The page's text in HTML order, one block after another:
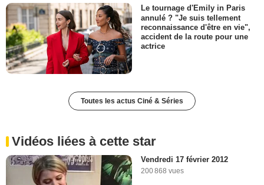
Le tournage d'Emily in Paris
annulé ? "Je suis tellement
reconnaissance d'être en vie",
accident de la route pour une
actrice
Toutes les actus Ciné & Séries
Vidéos liées à cette star
Vendredi 17 février 2012
200 868 vues